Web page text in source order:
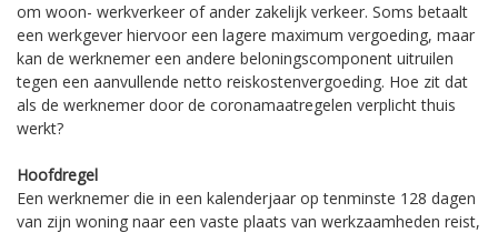
om woon- werkverkeer of ander zakelijk verkeer. Soms betaalt
een werkgever hiervoor een lagere maximum vergoeding, maar
kan de werknemer een andere beloningscomponent uitruilen
tegen een aanvullende netto reiskostenvergoeding. Hoe zit dat
als de werknemer door de coronamaatregelen verplicht thuis
werkt?
Hoofdregel
Een werknemer die in een kalenderjaar op tenminste 128 dagen
van zijn woning naar een vaste plaats van werkzaamheden reist,